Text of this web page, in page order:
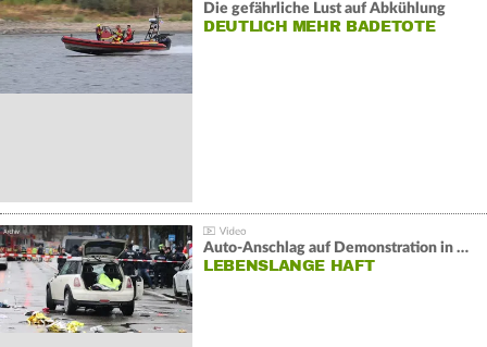
Die gefährliche Lust auf Abkühlung
DEUTLICH MEHR BADETOTE
Auto-Anschlag auf Demonstration in München:
LEBENSLANGE HAFT